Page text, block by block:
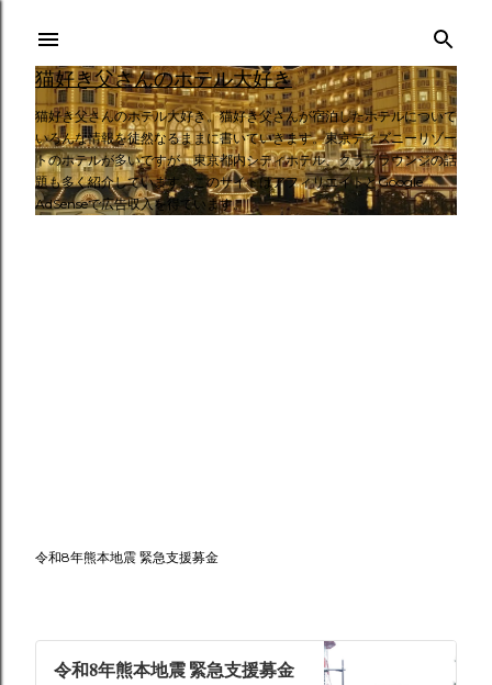
スキップしてメイン コンテンツに移動
猫好き父さんのホテル大好き
猫好き父さんのホテル大好き。猫好き父さんが宿泊したホテルについて
いろんな情報を徒然なるままに書いていきます。東京ディズニーリゾー
トのホテルが多いですが、東京都内シティホテル、クラブラウンジの話
題も多く紹介しています。このサイトはアフィリエイトとGoogle
AdSenseで広告収入を得ています。
令和8年熊本地震 緊急支援募金
令和8年熊本地震 緊急支援募金